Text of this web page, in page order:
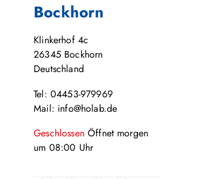
Bockhorn
Klinkerhof 4c
26345 Bockhorn
Deutschland
Tel: 04453-979969
Mail: info@holab.de
GeschlossenÖffnet morgen
um 08:00 Uhr